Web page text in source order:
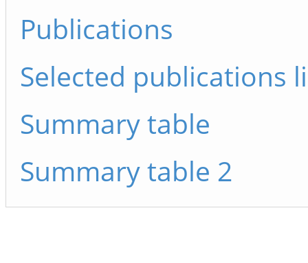
Publications
Selected publications
Summary table
Summary table 2